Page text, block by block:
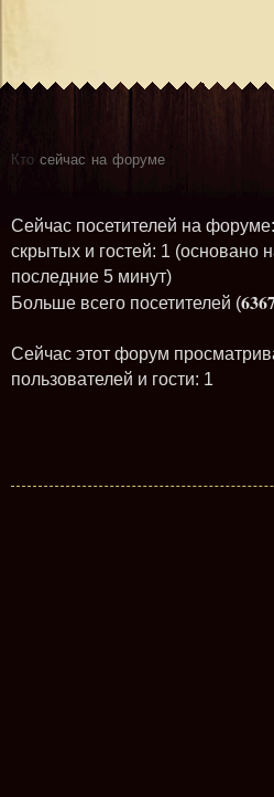
Кто сейчас на форуме
Сейчас посетителей на форуме:
скрытых и гостей: 1 (основано
последние 5 минут)
Больше всего посетителей (
Сейчас этот форум
пользователей и гости: 1